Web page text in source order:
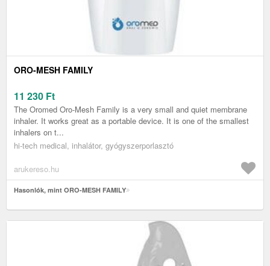
ORO-MESH FAMILY
11 230 Ft
The Oromed Oro-Mesh Family is a very small and quiet membrane
inhaler. It works great as a portable device. It is one of the smallest
inhalers on t...
hi-tech medical, inhalátor, gyógyszerporlasztó
arukereso.hu
Hasonlók, mint ORO-MESH FAMILY